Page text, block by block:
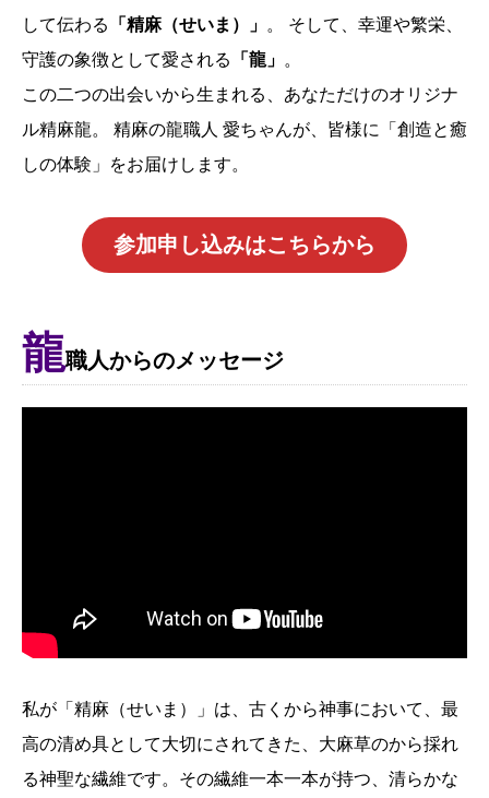
して伝わる
「精麻（せいま）」 。 そして、幸運や繁栄、
守護の象徴として愛される
「龍」 。
この二つの出会いから生まれる、あなただけのオリジナ
ル精麻龍。 精麻の龍職人 愛ちゃんが、皆様に「創造と癒
しの体験」をお届けします。
参加申し込みはこちらから
龍職人からのメッセージ
私が「精麻（せいま）」は、古くから神事において、最
高の清め具として大切にされてきた、大麻草のから採れ
る神聖な繊維です。その繊維一本一本が持つ、清らかな